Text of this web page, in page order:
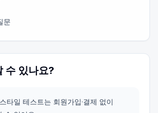
문
수 있나요?
타일 테스트는 회원가입·결제 없이